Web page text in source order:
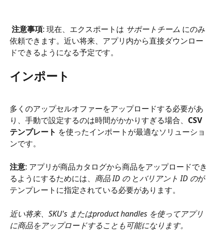
注意事項: 現在、エクスポートは サポートチーム にのみ
依頼できます。近い将来、アプリ内から直接ダウンロー
ドできるようになる予定です。
インポート
多くのアップセルオファーをアップロードする必要があ
り、手動で設定するのは時間がかかりすぎる場合、 CSV
テンプレート を使ったインポートが最適なソリューショ
ンです。
注意: アプリが商品カタログから商品をアップロードでき
るようにするためには、 商品 ID の とバリアント ID のが
テンプレートに指定されている必要があります。
近い将来、 SKU's またはproduct handles を使ってアプリ
に商品をアップロードすることも可能になります。